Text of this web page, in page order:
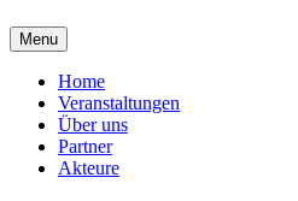
Menu
Home
Veranstaltungen
Über uns
Partner
Akteure